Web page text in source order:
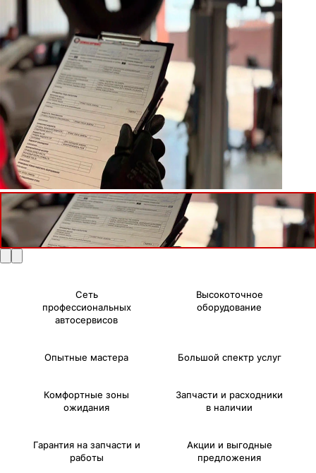
Сеть
профессиональных
автосервисов
Высокоточное
оборудование
Опытные мастера Большой спектр услуг
Комфортные зоны
ожидания
Запчасти и расходники
в наличии
Гарантия на запчасти и
работы
Акции и выгодные
предложения